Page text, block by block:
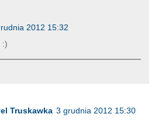
2012 15:32
:)
Truskawka 3 grudnia 2012 15:30